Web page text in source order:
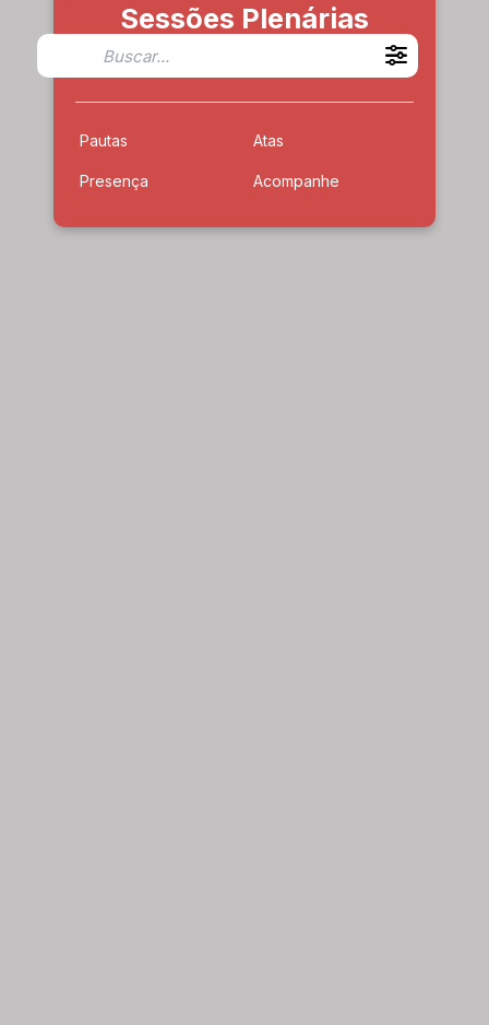
Sessões Plenárias
Pautas Atas
Presença Acompanhe